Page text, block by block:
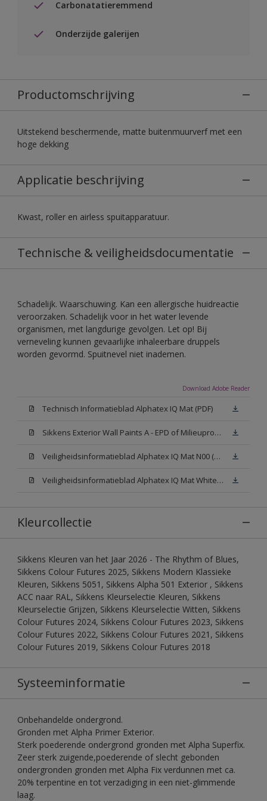
Carbonatatieremmend
Onderzijde galerijen
Productomschrijving
Uitstekend beschermende, matte buitenmuurverf met een
hoge dekking
Applicatie beschrijving
Kwast, roller en airless spuitapparatuur.
Technische & veiligheidsdocumentatie
Schadelijk. Waarschuwing. Kan een allergische huidreactie
veroorzaken. Schadelijk voor in het water levende
organismen, met langdurige gevolgen. Let op! Bij
verneveling kunnen gevaarlijke inhaleerbare druppels
worden gevormd. Spuitnevel niet inademen.
Download Adobe Reader
Technisch Informatieblad Alphatex IQ Mat (PDF)
Sikkens Exterior Wall Paints A - EPD of Milieuproductverklaring
Veiligheidsinformatieblad Alphatex IQ Mat N00 (MSDS)
Veiligheidsinformatieblad Alphatex IQ Mat White W05 (MSDS)
Kleurcollectie
Sikkens Kleuren van het Jaar 2026 - The Rhythm of Blues,
Sikkens Colour Futures 2025, Sikkens Modern Klassieke
Kleuren, Sikkens 5051, Sikkens Alpha 501 Exterior , Sikkens
ACC naar RAL, Sikkens Kleurselectie Kleuren, Sikkens
Kleurselectie Grijzen, Sikkens Kleurselectie Witten, Sikkens
Colour Futures 2024, Sikkens Colour Futures 2023, Sikkens
Colour Futures 2022, Sikkens Colour Futures 2021, Sikkens
Colour Futures 2019, Sikkens Colour Futures 2018
Systeeminformatie
Onbehandelde ondergrond.
Gronden met Alpha Primer Exterior.
Sterk poederende ondergrond gronden met Alpha Superfix.
Zeer sterk zuigende,poederende of slecht gebonden
ondergronden gronden met Alpha Fix verdunnen met ca.
20% terpentine en tot verzadiging in een niet-glimmende
laag.